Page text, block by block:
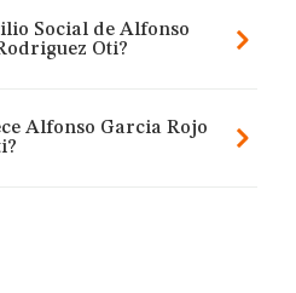
Social de Alfonso
Oti?
Alfonso Garcia Rojo